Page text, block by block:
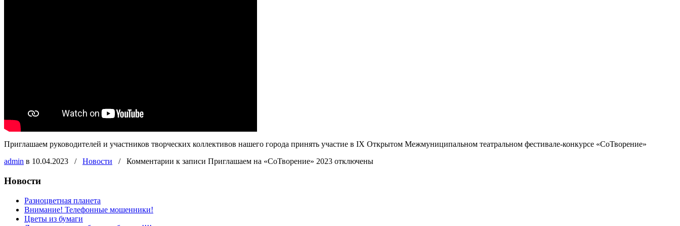
Приглашаем руководителей и участников творческих коллективов нашего города принять участие в IX Открытом Межмуниципальном театральном фестивале-конкурсе «СоТворение»
admin в 10.04.2023 / Новости / Комментарии к записи Приглашаем на «СоТворение» 2023 отключены
Новости
Разноцветная планета
Внимание! Телефонные мошенники!
Цветы из бумаги